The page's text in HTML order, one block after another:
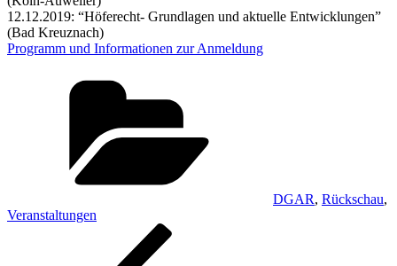
12.12.2019: “Höferecht- Grundlagen und aktuelle Entwicklungen”
(Bad Kreuznach)
Programm und Informationen zur Anmeldung
DGAR, Rückschau,
Veranstaltungen
Beitragsnavigation